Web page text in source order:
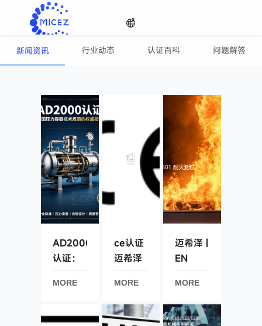

咨询百科
新闻资讯 行业动态 认证百科 问题解答
AD2000
认证：
力容器
范的权
MORE
ce认证
迈希泽
MORE
迈希泽 |
EN
家用固
体燃料
燃烧设
MORE